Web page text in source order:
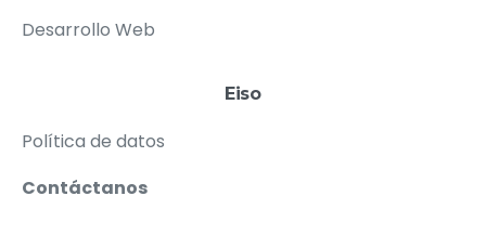
Desarrollo Web
Eiso
Política de datos
Contáctanos